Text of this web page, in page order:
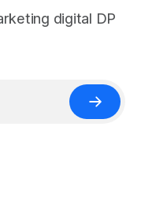
digital DP